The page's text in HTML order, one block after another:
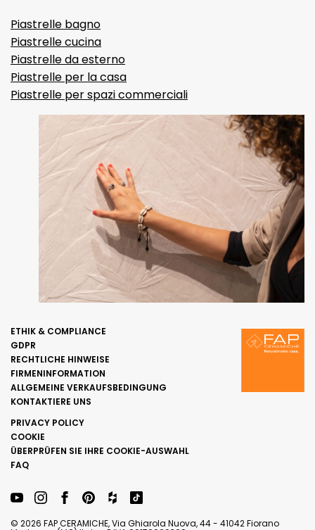
Piastrelle bagno
Piastrelle cucina
Piastrelle da esterno
Piastrelle per la casa
Piastrelle per spazi commerciali
ETHIK & COMPLIANCE
GDPR
RECHTLICHE HINWEISE
FIRMENINFORMATION
ALLGEMEINE VERKAUFSBEDINGUNG
KONTAKTIERE UNS
PRIVACY POLICY
COOKIE
ÜBERPRÜFEN SIE IHRE COOKIE-AUSWAHL
FAQ
© 2026 FAP CERAMICHE, Via Ghiarola Nuova, 44 - 41042 Fiorano